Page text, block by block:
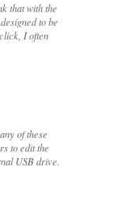
that with the
to be
I often
of these
to edit the
USB drive.